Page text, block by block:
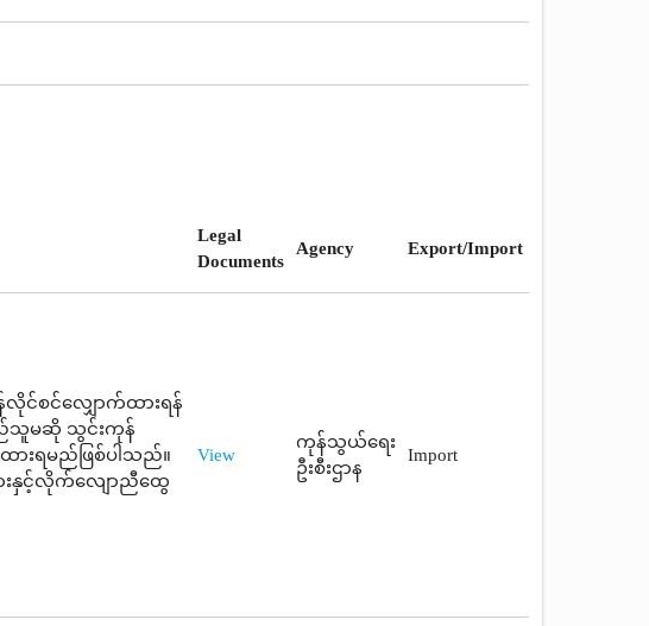
Legal
Documents
Agency Export/Import
င်စင်လျှောက်ထားရန်
သူမဆို သွင်းကုန်
ားရမည်ဖြစ်ပါသည်။
နှင့်လိုက်လျောညီထွေ
View
ကုန်သွယ်ရေး
ဦးစီးဌာန
Import